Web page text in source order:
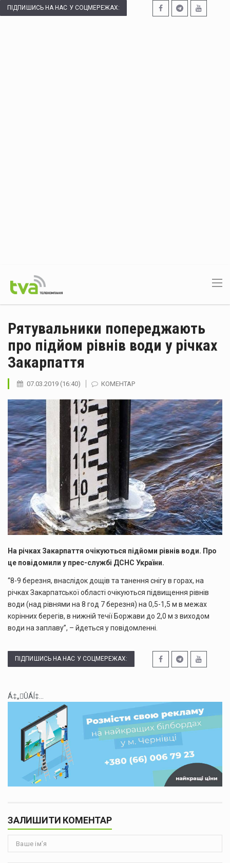
ПІДПИШИСЬ НА НАС У СОЦМЕРЕЖАХ:
Рятувальники попереджають
про підйом рівнів води у річках
Закарпаття
07.03.2019 (16:40) КОМЕНТАР
На річках Закарпаття очікуються підйоми рівнів води. Про
це повідомили у прес-службі ДСНС України.
“8-9 березня, внаслiдок дощiв та танення снiгу в горах, на
рiчках Закарпатської областi очікуються пiдвищення рiвнiв
води (над рiвнями на 8 год 7 березня) на 0,5-1,5 м в межах
корінних берегiв, в нижнiй течiї Боржави до 2,0 м з виходом
води на заплаву”, – йдеться у повідомленні.
ПІДПИШИСЬ НА НАС У СОЦМЕРЕЖАХ:
Á‡„ÛÁÍ‡...
ЗАЛИШИТИ КОМЕНТАР